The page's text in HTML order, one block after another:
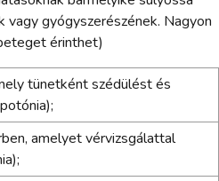
vagy gyógyszerészének. Nagyon
érinthet)
tünetként szédülést és
amelyet vérvizsgálattal